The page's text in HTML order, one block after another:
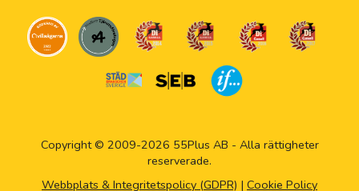
Copyright © 2009-2026 55Plus AB - Alla rättigheter
reserverade.
Webbplats & Integritetspolicy (GDPR) | Cookie Policy